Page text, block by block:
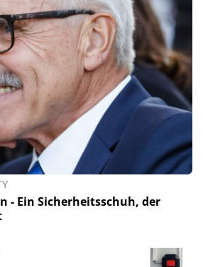
- Ein Sicherheitsschuh, der